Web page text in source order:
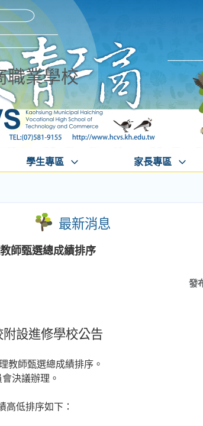
職業學校
學生專區 家長專區
最新消息
師甄選總成績排序
發
設進修學校公告
教師甄選總成績排序。
決議辦理。
高低排序如下：